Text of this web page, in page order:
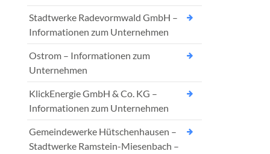
Stadtwerke Radevormwald GmbH –
Informationen zum Unternehmen
Ostrom – Informationen zum
Unternehmen
KlickEnergie GmbH & Co. KG –
Informationen zum Unternehmen
Gemeindewerke Hütschenhausen –
Stadtwerke Ramstein-Miesenbach –